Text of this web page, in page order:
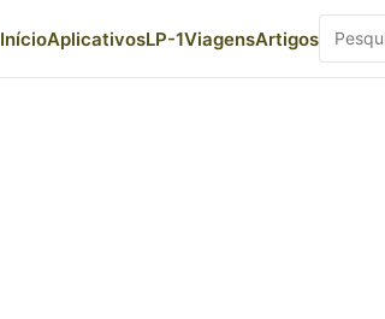
InícioAplicativosLP-1ViagensArtigos